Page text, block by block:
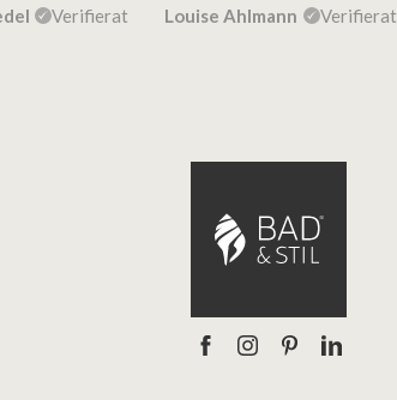
Verifierat
Louise Ahlmann
Verifierat